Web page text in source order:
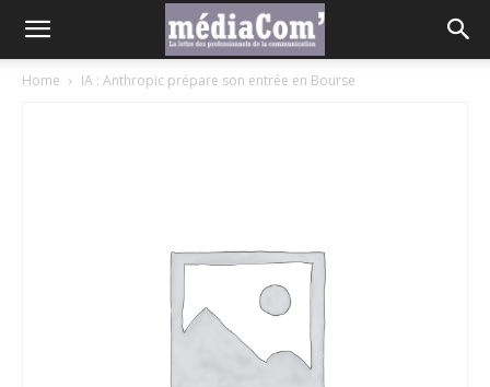
Home IA : Anthropic prépare son entrée en Bourse